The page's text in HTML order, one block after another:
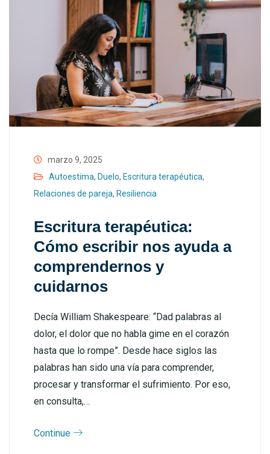
marzo 9, 2025
Autoestima, Duelo, Escritura terapéutica,
Relaciones de pareja, Resiliencia
Escritura terapéutica:
Cómo escribir nos ayuda a
comprendernos y
cuidarnos
Decía William Shakespeare: “Dad palabras al
dolor, el dolor que no habla gime en el corazón
hasta que lo rompe”. Desde hace siglos las
palabras han sido una vía para comprender,
procesar y transformar el sufrimiento. Por eso,
en consulta,…
Continue